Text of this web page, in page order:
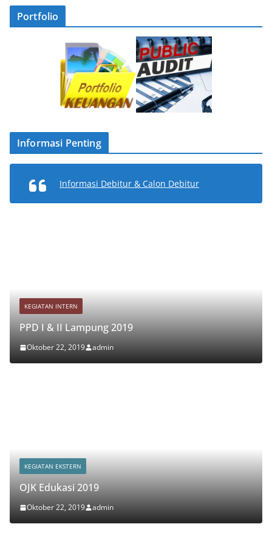
Portfolio
Informasi Penting
Informasi Debitur & Calon Debitur
KEGIATAN INTERN
PPD I & II Lampung 2019
Oktober 22, 2019 admin
KEGIATAN EKSTERN
OJK Edukasi 2019
Oktober 22, 2019 admin